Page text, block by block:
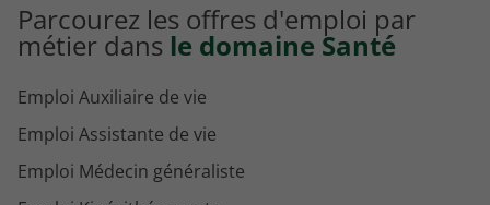
Parcourez les offres d'emploi par
métier dans le domaine Santé
Emploi Auxiliaire de vie
Emploi Assistante de vie
Emploi Médecin généraliste